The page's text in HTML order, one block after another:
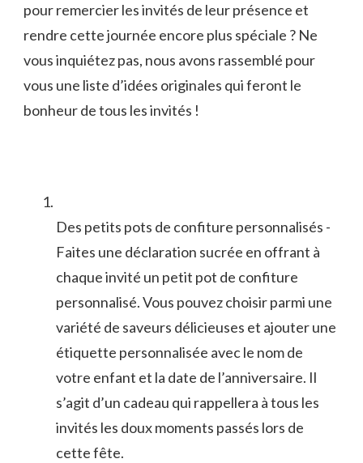
pour ‍remercier ‌les invités ⁣de leur présence et​
rendre cette journée encore plus ‌spéciale‌ ? Ne
vous inquiétez pas, nous avons ⁤rassemblé pour
vous une liste‍ d’idées originales qui feront le⁢
bonheur de tous les invités !
Des petits pots de ⁢confiture personnalisés -‍
Faites une déclaration sucrée en offrant à
chaque invité un ‍petit ⁢pot ⁢de confiture
personnalisé. Vous‌ pouvez choisir parmi une‌
variété ‌de saveurs‌ délicieuses⁤ et ajouter une
étiquette personnalisée avec‌ le ​nom de
votre enfant⁤ et‌ la date de l’anniversaire. Il
s’agit‍ d’un⁤ cadeau qui rappellera à tous‍ les
invités les ⁢doux moments passés lors de
cette ‌fête.